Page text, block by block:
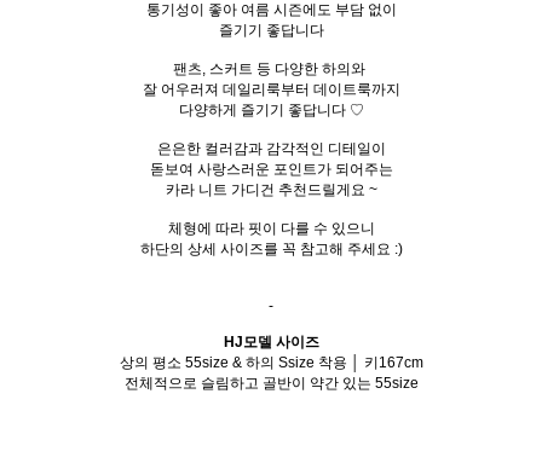
통기성이 좋아 여름 시즌에도 부담 없이
즐기기 좋답니다
팬츠, 스커트 등 다양한 하의와
잘 어우러져 데일리룩부터 데이트룩까지
다양하게 즐기기 좋답니다 ♡
은은한 컬러감과 감각적인 디테일이
돋보여 사랑스러운 포인트가 되어주는
카라 니트 가디건 추천드릴게요 ~
체형에 따라 핏이 다를 수 있으니
하단의 상세 사이즈를 꼭 참고해 주세요 :)
-
HJ모델 사이즈
상의 평소 55size & 하의 Ssize 착용 │ 키167cm
전체적으로 슬림하고 골반이 약간 있는 55size